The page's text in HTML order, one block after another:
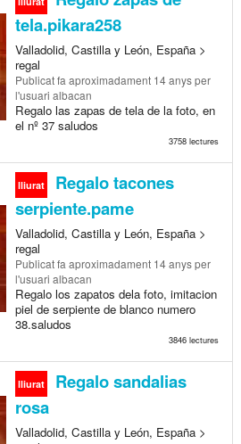
tela.pikara258
Valladolid, Castilla y León, España >
regal
Publicatfa aproximadament 14 anysper
l'usuari albacan
Regalo las zapas de tela de la foto, en
el nº 37 saludos
3758 lectures
lliurat
Regalo tacones
serpiente.pame
Valladolid, Castilla y León, España >
regal
Publicatfa aproximadament 14 anysper
l'usuari albacan
Regalo los zapatos dela foto, imitacion
piel de serpiente de blanco numero
38.saludos
3846 lectures
lliurat
Regalo sandalias
rosa
Valladolid, Castilla y León, España >